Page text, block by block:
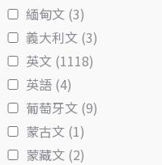
緬甸文 (3)
義大利文 (3)
英文 (1118)
英語 (4)
葡萄牙文 (9)
蒙古文 (1)
蒙藏文 (2)